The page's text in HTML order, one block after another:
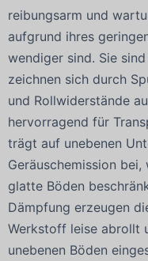
reibungsarm und
aufgrund ihres
wendiger sind. Sie
zeichnen sich durch
und Rollwiderstände
hervorragend für
trägt auf unebenen
Geräuschemission
glatte Böden
Dämpfung erzeugen
Werkstoff leise abrollt
unebenen Böden